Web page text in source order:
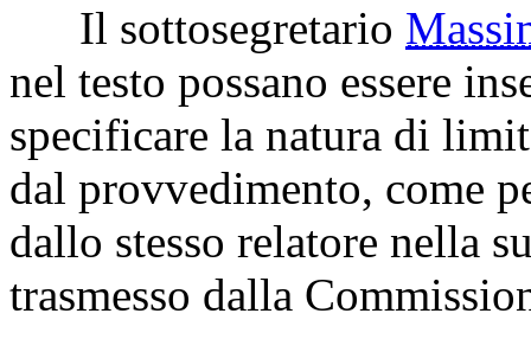
Il sottosegretario
nel testo possano essere
specificare la natura di
dal provvedimento, come
dallo stesso relatore nella
trasmesso dalla